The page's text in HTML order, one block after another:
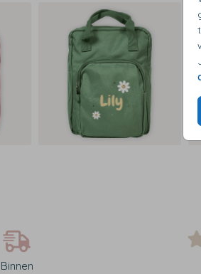
Binnen